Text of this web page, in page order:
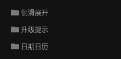
侧滑展开
升级提示
日期日历